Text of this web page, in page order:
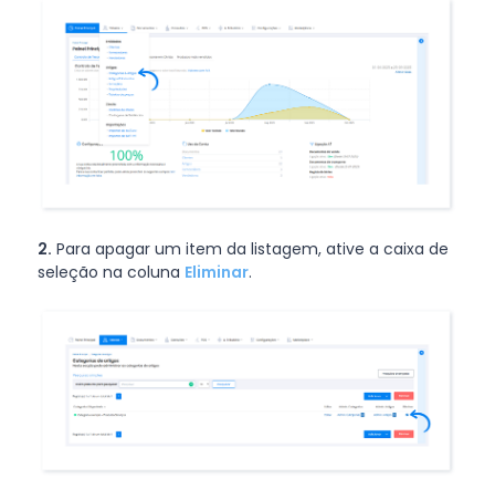
2. Para apagar um item da listagem, ative a caixa de
seleção na coluna Eliminar.